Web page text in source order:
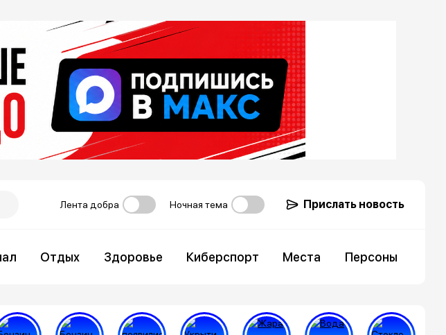
Лента добра Ночная тема Прислать новость
Отдых Здоровье Киберспорт Места Персоны